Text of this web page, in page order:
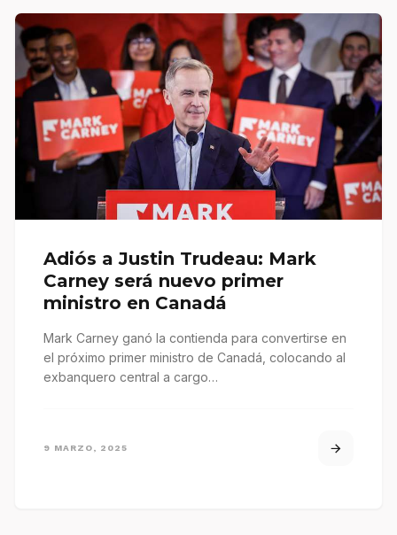
Adiós a Justin Trudeau: Mark
Carney será nuevo primer
ministro en Canadá
Mark Carney ganó la contienda para convertirse en
el próximo primer ministro de Canadá, colocando al
exbanquero central a cargo…
9 MARZO, 2025